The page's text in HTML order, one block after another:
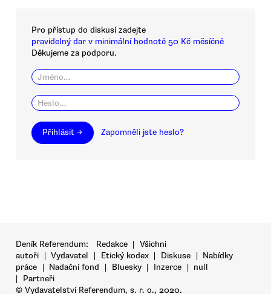
Pro přístup do diskusí zadejte
pravidelný dar v minimální hodnotě 50 Kč měsíčně
Děkujeme za podporu.
Přihlásit → Zapomněli jste heslo?
Deník Referendum: Redakce | Všichni
autoři | Vydavatel | Etický kodex | Diskuse | Nabídky
práce | Nadační fond | Bluesky | Inzerce | null
|
Partneři
© Vydavatelství Referendum, s. r. o., 2020.